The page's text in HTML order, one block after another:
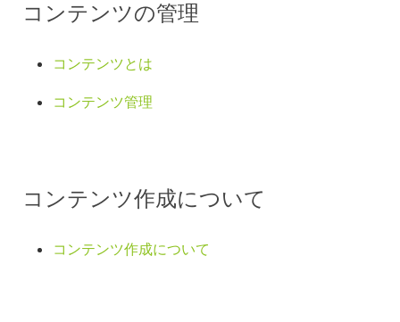
コンテンツの管理
コンテンツとは
コンテンツ管理
コンテンツ作成について
コンテンツ作成について